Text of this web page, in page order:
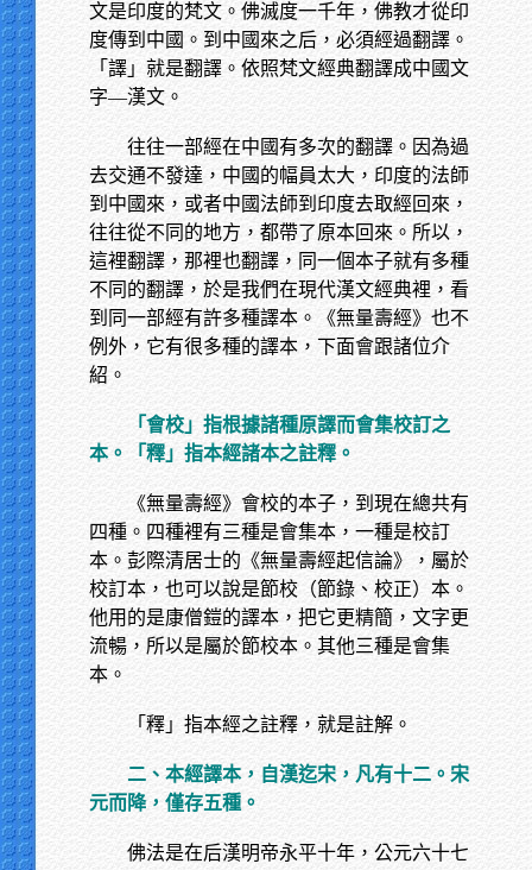
文是印度的梵文。佛滅度一千年，佛教才從印
度傳到中國。到中國來之后，必須經過翻譯。
「譯」就是翻譯。依照梵文經典翻譯成中國文
字—漢文。
往往一部經在中國有多次的翻譯。因為過
去交通不發達，中國的幅員太大，印度的法師
到中國來，或者中國法師到印度去取經回來，
往往從不同的地方，都帶了原本回來。所以，
這裡翻譯，那裡也翻譯，同一個本子就有多種
不同的翻譯，於是我們在現代漢文經典裡，看
到同一部經有許多種譯本。《無量壽經》也不
例外，它有很多種的譯本，下面會跟諸位介
紹。
「會校」指根據諸種原譯而會集校訂之
本。「釋」指本經諸本之註釋。
《無量壽經》會校的本子，到現在總共有
四種。四種裡有三種是會集本，一種是校訂
本。彭際清居士的《無量壽經起信論》，屬於
校訂本，也可以說是節校（節錄、校正）本。
他用的是康僧鎧的譯本，把它更精簡，文字更
流暢，所以是屬於節校本。其他三種是會集
本。
「釋」指本經之註釋，就是註解。
二、本經譯本，自漢迄宋，凡有十二。宋
元而降，僅存五種。
佛法是在后漢明帝永平十年，公元六十七